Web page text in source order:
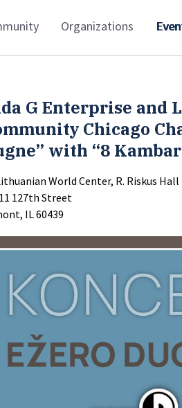
Organizations
G Enterprise and
Chicago
with “8
World Center, R. Riskus Hall
127th Street
IL 60439